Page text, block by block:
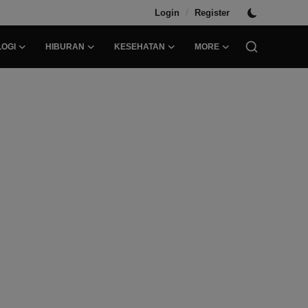
Login / Register
HIBURAN KESEHATAN MORE